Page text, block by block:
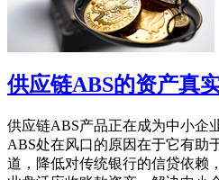
供应链ABS的资产真
供应链ABS产品正在成为中小企
ABS处在风口的原因在于它有助
道，降低对传统银行的信贷依赖